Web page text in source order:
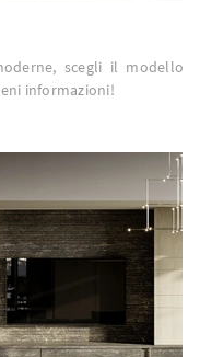
scegli il modello
informazioni!